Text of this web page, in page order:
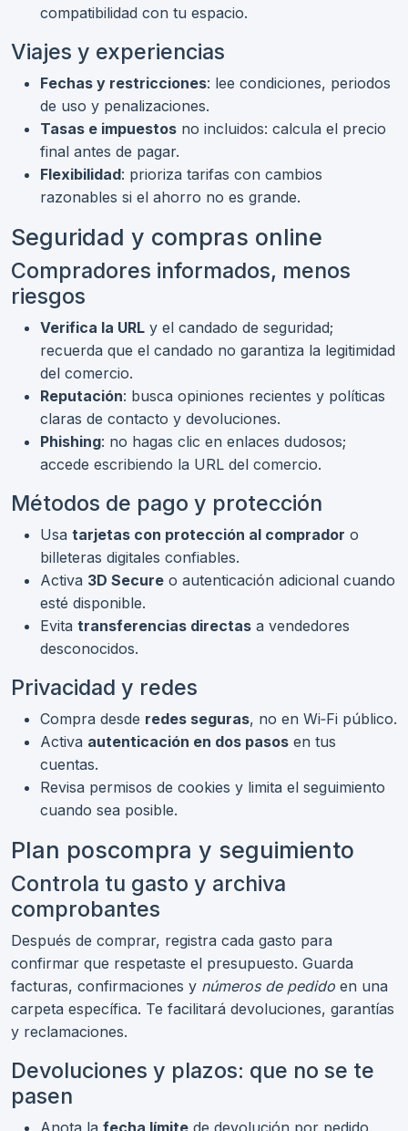
compatibilidad con tu espacio.
Viajes y experiencias
Fechas y restricciones: lee condiciones, periodos
de uso y penalizaciones.
Tasas e impuestos no incluidos: calcula el precio
final antes de pagar.
Flexibilidad: prioriza tarifas con cambios
razonables si el ahorro no es grande.
Seguridad y compras online
Compradores informados, menos
riesgos
Verifica la URL y el candado de seguridad;
recuerda que el candado no garantiza la legitimidad
del comercio.
Reputación: busca opiniones recientes y políticas
claras de contacto y devoluciones.
Phishing: no hagas clic en enlaces dudosos;
accede escribiendo la URL del comercio.
Métodos de pago y protección
Usa tarjetas con protección al comprador o
billeteras digitales confiables.
Activa 3D Secure o autenticación adicional cuando
esté disponible.
Evita transferencias directas a vendedores
desconocidos.
Privacidad y redes
Compra desde redes seguras, no en Wi‑Fi público.
Activa autenticación en dos pasos en tus
cuentas.
Revisa permisos de cookies y limita el seguimiento
cuando sea posible.
Plan poscompra y seguimiento
Controla tu gasto y archiva
comprobantes
Después de comprar, registra cada gasto para
confirmar que respetaste el presupuesto. Guarda
facturas, confirmaciones y números de pedido en una
carpeta específica. Te facilitará devoluciones, garantías
y reclamaciones.
Devoluciones y plazos: que no se te
pasen
Anota la fecha límite de devolución por pedido.